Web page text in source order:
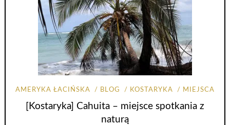
AMERYKA ŁACIŃSKA BLOG KOSTARYKA MIEJSCA
[Kostaryka] Cahuita – miejsce spotkania z
naturą